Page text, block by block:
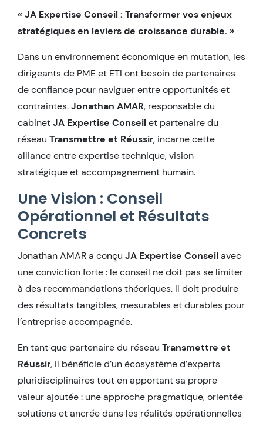
« JA Expertise Conseil : Transformer vos enjeux
stratégiques en leviers de croissance durable. »
Dans un environnement économique en mutation, les
dirigeants de PME et ETI ont besoin de partenaires
de confiance pour naviguer entre opportunités et
contraintes.Jonathan AMAR, responsable du
cabinetJA Expertise Conseil et partenaire du
réseau Transmettre et Réussir, incarne cette
alliance entre expertise technique, vision
stratégique et accompagnement humain.
Une Vision : Conseil
Opérationnel et Résultats
Concrets
Jonathan AMAR a conçu JA Expertise Conseil avec
une conviction forte : le conseil ne doit pas se limiter
à des recommandations théoriques. Il doit produire
des résultats tangibles, mesurables et durables pour
l’entreprise accompagnée.
En tant que partenaire du réseau Transmettre et
Réussir, il bénéficie d’un écosystème d’experts
pluridisciplinaires tout en apportant sa propre
valeur ajoutée : une approche pragmatique, orientée
solutions et ancrée dans les réalités opérationnelles